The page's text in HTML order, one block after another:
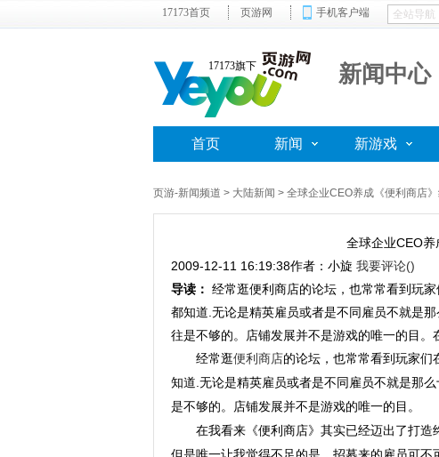
17173首页 页游网 手机客户端
17173旗下 新闻中心
首页 新闻 新游戏
页游-新闻频道 > 大陆新闻 > 全球企业CEO养成《便利商店
全球企业CEO
2009-12-11 16:19:38作者：小旋 我要评论()
导读： 经常逛便利商店的论坛，也常常看到玩
都知道.无论是精英雇员或者是不同雇员不就是
往是不够的。店铺发展并不是游戏的唯一的目
经常逛便利商店的论坛，也常常看到玩家
知道.无论是精英雇员或者是不同雇员不就是那
是不够的。店铺发展并不是游戏的唯一的目。
在我看来《便利商店》其实已经迈出了打造